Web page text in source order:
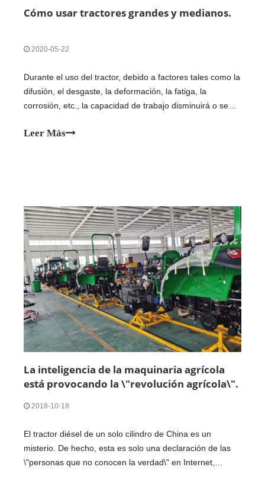
Cómo usar tractores grandes y medianos.
2020-05-22
Durante el uso del tractor, debido a factores tales como la
difusión, el desgaste, la deformación, la fatiga, la
corrosión, etc., la capacidad de trabajo disminuirá o se
máquina será anormal. Además, el medio de trabajo,
Leer Más
La inteligencia de la maquinaria agrícola
está provocando la \"revolución agrícola\".
2018-10-18
El tractor diésel de un solo cilindro de China es un
misterio. De hecho, esta es solo una declaración de las
\"personas que no conocen la verdad\" en Internet,